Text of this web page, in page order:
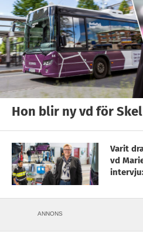
Hon blir ny vd för
Varit
vd
ANNONS